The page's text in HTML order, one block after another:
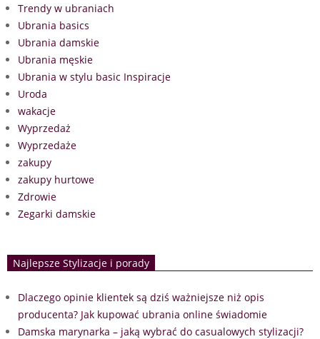
Trendy w ubraniach
Ubrania basics
Ubrania damskie
Ubrania męskie
Ubrania w stylu basic Inspiracje
Uroda
wakacje
Wyprzedaż
Wyprzedaże
zakupy
zakupy hurtowe
Zdrowie
Zegarki damskie
Najlepsze Stylizacje i porady
Dlaczego opinie klientek są dziś ważniejsze niż opis
producenta? Jak kupować ubrania online świadomie
Damska marynarka – jaką wybrać do casualowych stylizacji?